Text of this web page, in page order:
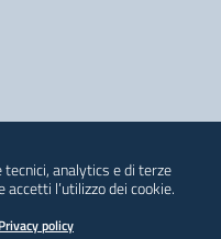
analytics e di terze
l’utilizzo dei cookie.
Privacy policy